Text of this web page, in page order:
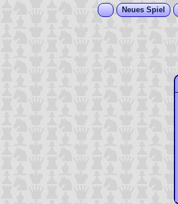
Neues Spiel